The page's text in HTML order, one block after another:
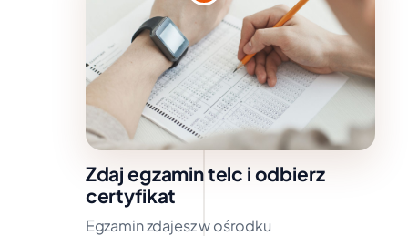
Zdaj egzamin telc i odbierz
certyfikat
Egzamin zdajesz w ośrodku